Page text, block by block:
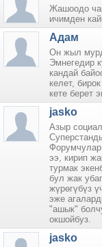
Жашоодо
ичимден
Адам
Он жыл
Эмнегедир
кандай
келет,
кете берет
jasko
Азыр
ээ, кирип
турмак
бул жак
жүрөгүбүз
эже
"ашык"
окшойбуз.
jasko